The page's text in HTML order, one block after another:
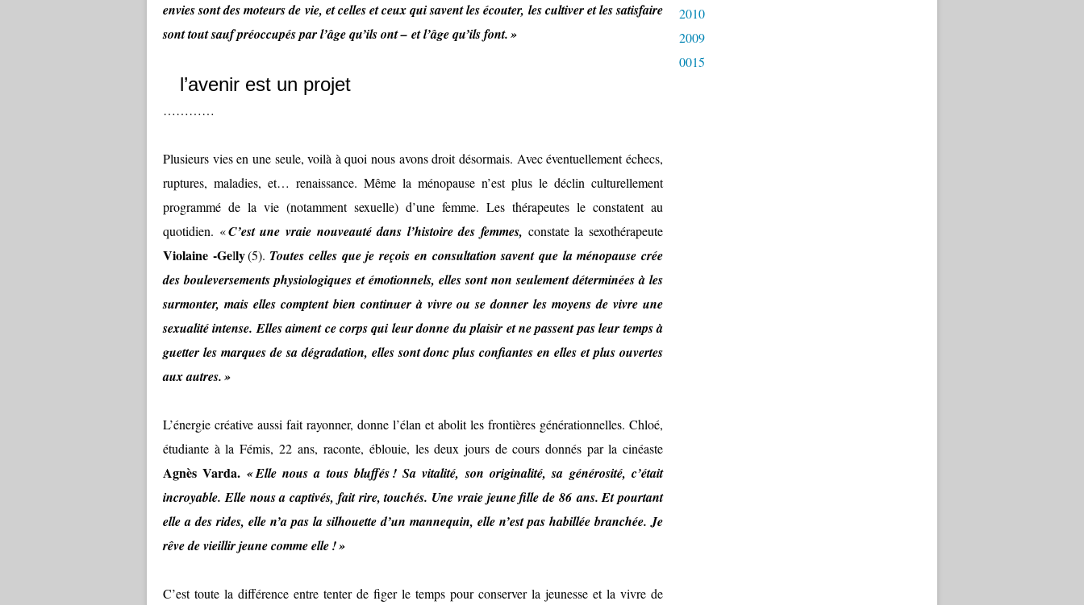
envies sont des moteurs de vie, et celles et ceux qui savent les écouter, les cultiver et les satisfaire
sont tout sauf préoccupés par l’âge qu’ils ont – et l’âge qu’ils font. »
l’avenir est un projet
…………
Plusieurs vies en une seule, voilà à quoi nous avons droit désormais. Avec éventuellement échecs,
ruptures, maladies, et… renaissance. Même la ménopause n’est plus le déclin culturellement
programmé de la vie (notamment sexuelle) d’une femme. Les thérapeutes le constatent au
quotidien. «C’est une vraie nouveauté dans l’histoire des femmes, constate la sexothérapeute
Violaine -Gelly(5). Toutes celles que je reçois en consultation savent que la ménopause crée
des bouleversements physiologiques et émotionnels, elles sont non seulement déterminées à les
surmonter, mais elles comptent bien continuer à vivre ou se donner les moyens de vivre une
sexualité intense. Elles aiment ce corps qui leur donne du plaisir et ne passent pas leur temps à
guetter les marques de sa dégradation, elles sont donc plus confiantes en elles et plus ouvertes
aux autres. »
L’énergie créative aussi fait rayonner, donne l’élan et abolit les frontières générationnelles. Chloé,
étudiante à la Fémis, 22 ans, raconte, éblouie, les deux jours de cours donnés par la cinéaste
Agnès Varda. « Elle nous a tous bluffés ! Sa vitalité, son originalité, sa générosité, c’était
incroyable. Elle nous a captivés, fait rire, touchés. Une vraie jeune fille de 86 ans. Et pourtant
elle a des rides, elle n’a pas la silhouette d’un mannequin, elle n’est pas habillée branchée. Je
rêve de vieillir jeune comme elle ! »
C’est toute la différence entre tenter de figer le temps pour conserver la jeunesse et la vivre de
2010
2009
0015